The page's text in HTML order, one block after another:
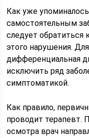
Как уже
самостоятельным
следует обратиться
этого нарушения.
дифференциальная
исключить ряд
симптоматикой.
Как правило,
проводит терапевт.
осмотра врач